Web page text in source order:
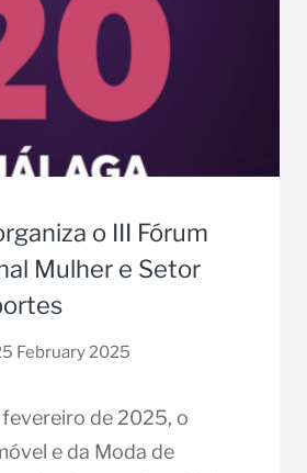
o III Fórum
Mulher e Setor
February 2025
de 2025, o
e da Moda de